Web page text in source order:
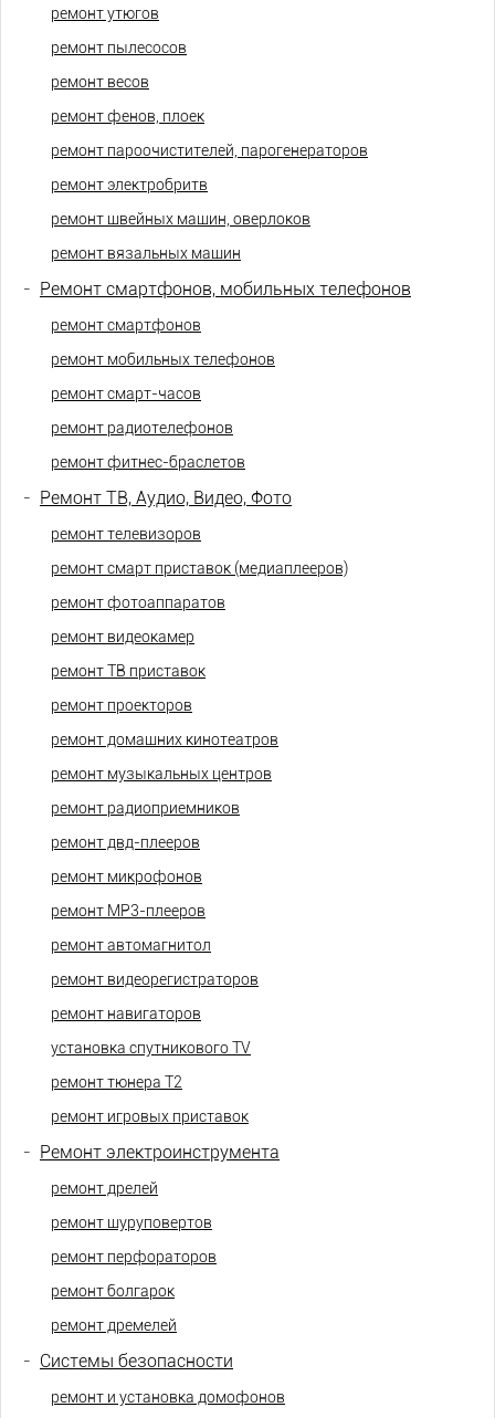
ремонт утюгов
ремонт пылесосов
ремонт весов
ремонт фенов, плоек
ремонт пароочистителей, парогенераторов
ремонт электробритв
ремонт швейных машин, оверлоков
ремонт вязальных машин
- Ремонт смартфонов, мобильных телефонов
ремонт смартфонов
ремонт мобильных телефонов
ремонт смарт-часов
ремонт радиотелефонов
ремонт фитнес-браслетов
- Ремонт ТВ, Аудио, Видео, Фото
ремонт телевизоров
ремонт смарт приставок (медиаплееров)
ремонт фотоаппаратов
ремонт видеокамер
ремонт ТВ приставок
ремонт проекторов
ремонт домашних кинотеатров
ремонт музыкальных центров
ремонт радиоприемников
ремонт двд-плееров
ремонт микрофонов
ремонт МР3-плееров
ремонт автомагнитол
ремонт видеорегистраторов
ремонт навигаторов
установка спутникового TV
ремонт тюнера Т2
ремонт игровых приставок
- Ремонт электроинструмента
ремонт дрелей
ремонт шуруповертов
ремонт перфораторов
ремонт болгарок
ремонт дремелей
- Системы безопасности
ремонт и установка домофонов